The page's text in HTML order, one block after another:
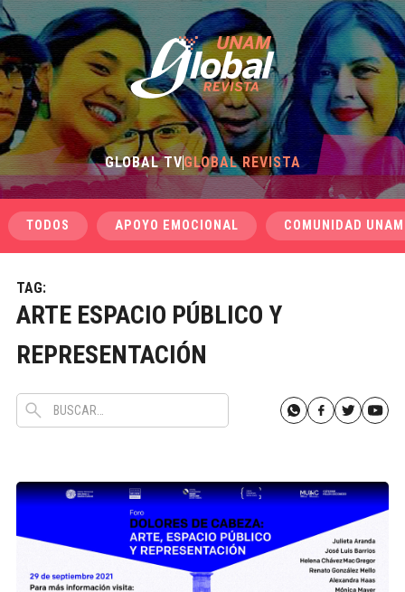
GLOBAL TVGLOBAL REVISTA
TODOS APOYO EMOCIONAL COMUNIDAD UNAM
TAG:
ARTE ESPACIO PÚBLICO Y
REPRESENTACIÓN